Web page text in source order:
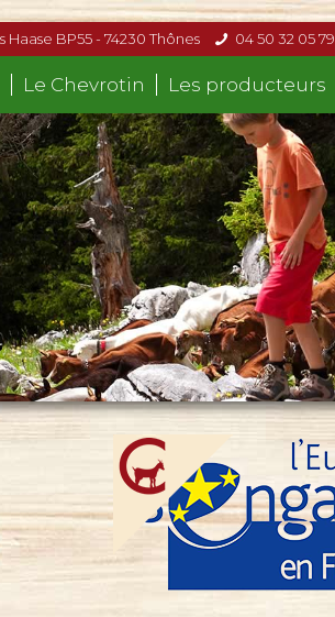
BP55 - 74230 Thônes 04 50 32 05 79
Le Chevrotin Les producteurs